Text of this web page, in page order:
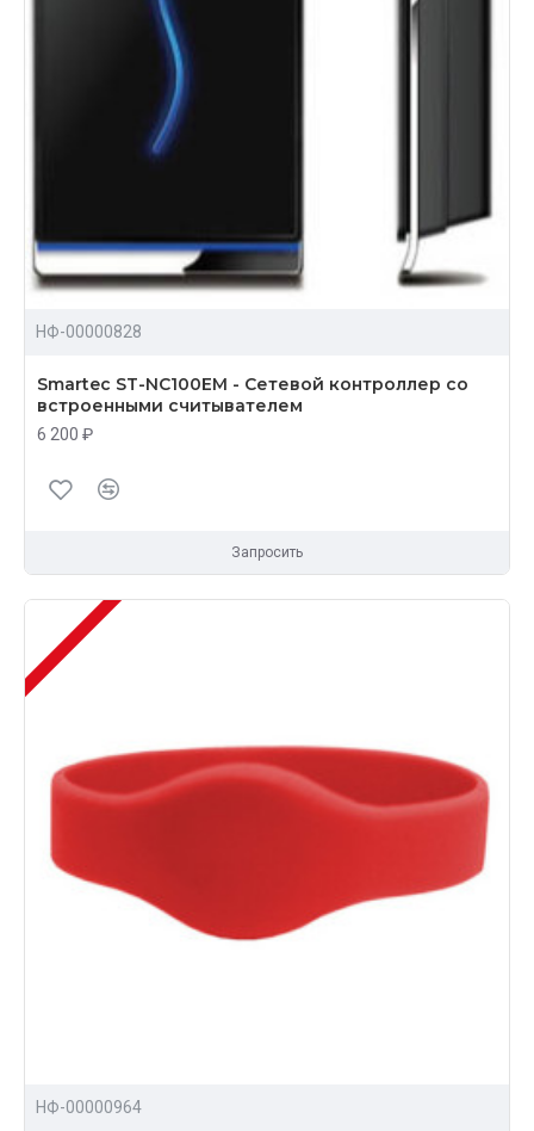
НФ-00000828
Smartec ST-NC100EM - Сетевой контроллер со
встроенными считывателем
6 200 ₽
Запросить
НФ-00000964